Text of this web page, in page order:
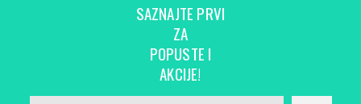
SAZNAJTE PRVI
ZA
POPUSTE I
AKCIJE!